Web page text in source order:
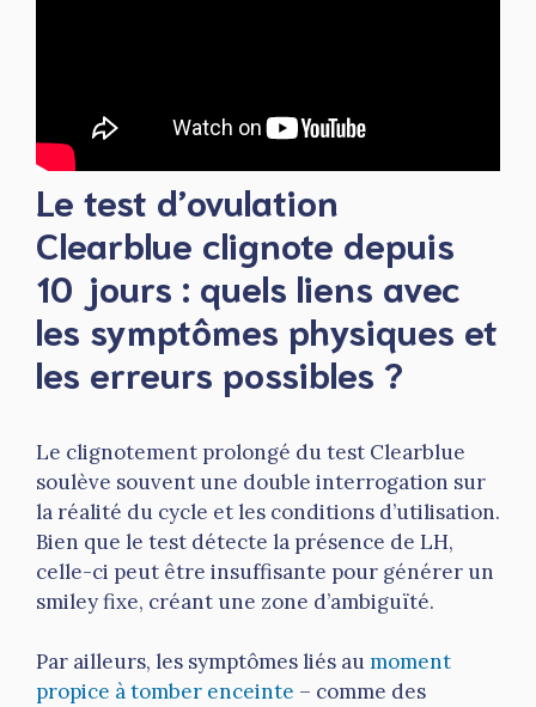
Le test d’ovulation
Clearblue clignote depuis
10 jours : quels liens avec
les symptômes physiques et
les erreurs possibles ?
Le clignotement prolongé du test Clearblue
soulève souvent une double interrogation sur
la réalité du cycle et les conditions d’utilisation.
Bien que le test détecte la présence de LH,
celle-ci peut être insuffisante pour générer un
smiley fixe, créant une zone d’ambiguïté.
Par ailleurs, les symptômes liés aumoment
propice à tomber enceinte – comme des